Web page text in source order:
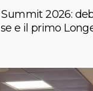
2026:
e il primo